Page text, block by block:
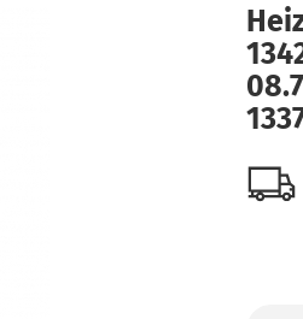
Konto erstellen
Passwort